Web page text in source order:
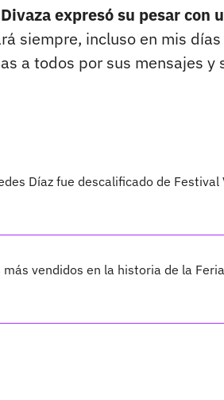
expresó su pesar con
siempre, incluso en mis
a todos por sus mensajes y
Díaz fue descalificado de
vendidos en la historia de la